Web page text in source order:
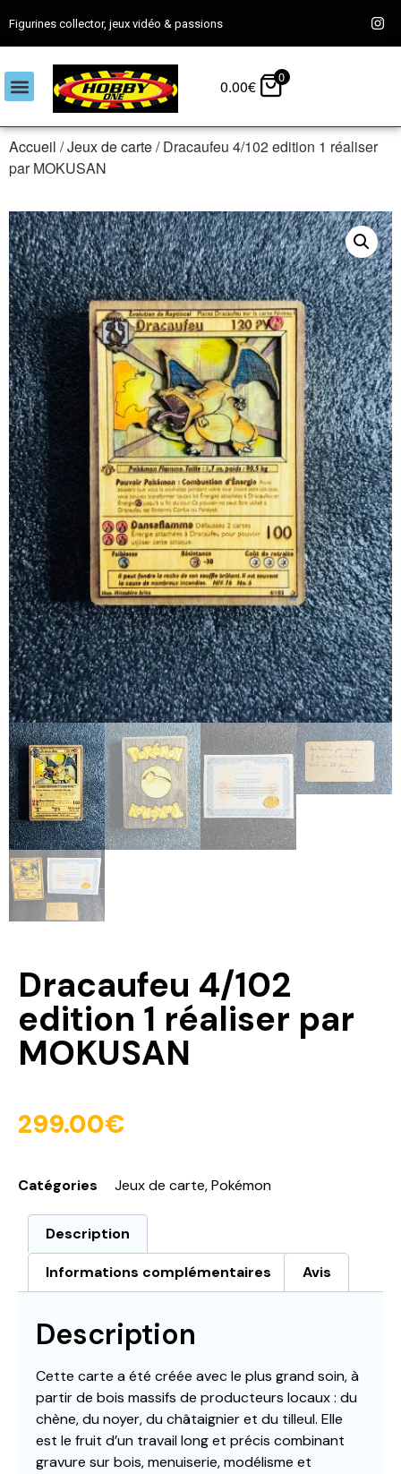
Figurines collector, jeux vidéo & passions
0.00€ 0
Accueil /Jeux de carte/ Dracaufeu 4/102 edition 1 réaliser
par MOKUSAN
Dracaufeu 4/102
edition 1 réaliser par
MOKUSAN
299.00€
Catégories Jeux de carte,Pokémon
Description
Informations complémentaires Avis
Description
Cette carte a été créée avec le plus grand soin, à
partir de bois massifs de producteurs locaux : du
chène, du noyer, du châtaignier et du tilleul. Elle
est le fruit d’un travail long et précis combinant
gravure sur bois, menuiserie, modélisme et